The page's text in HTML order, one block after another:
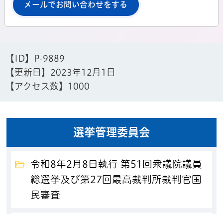
メールでお問い合わせをする
【ID】
P-9889
【更新日】 2023年12月1日
【アクセス数】
1000
選挙管理委員会
令和8年2月8日執行 第51回衆議院議員
総選挙及び第27回最高裁判所裁判官国
民審査